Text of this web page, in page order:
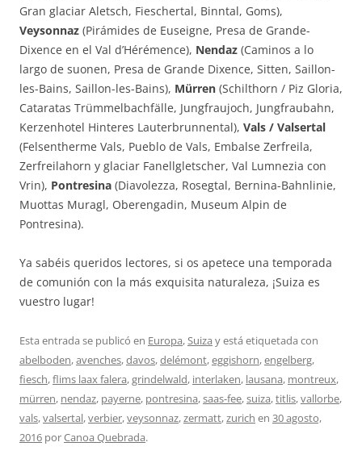
Gran glaciar Aletsch, Fieschertal, Binntal, Goms),
Veysonnaz (Pirámides de Euseigne, Presa de Grande-
Dixence en el Val d’Hérémence), Nendaz (Caminos a lo
largo de suonen, Presa de Grande Dixence, Sitten, Saillon-
les-Bains, Saillon-les-Bains), Mürren (Schilthorn / Piz Gloria,
Cataratas Trümmelbachfälle, Jungfraujoch, Jungfraubahn,
Kerzenhotel Hinteres Lauterbrunnental), Vals / Valsertal
(Felsentherme Vals, Pueblo de Vals, Embalse Zerfreila,
Zerfreilahorn y glaciar Fanellgletscher, Val Lumnezia con
Vrin), Pontresina (Diavolezza, Rosegtal, Bernina-Bahnlinie,
Muottas Muragl, Oberengadin, Museum Alpin de
Pontresina).
Ya sabéis queridos lectores, si os apetece una temporada
de comunión con la más exquisita naturaleza, ¡Suiza es
vuestro lugar!
Esta entrada se publicó en Europa,Suiza y está etiquetada con
abelboden,avenches,davos,delémont,eggishorn,engelberg,
fiesch,flims laax falera,grindelwald, interlaken, lausana, montreux,
mürren, nendaz, payerne, pontresina,saas-fee,suiza,titlis,vallorbe,
vals,valsertal,verbier,veysonnaz,zermatt,zurich en 30 agosto,
2016 porCanoa Quebrada.